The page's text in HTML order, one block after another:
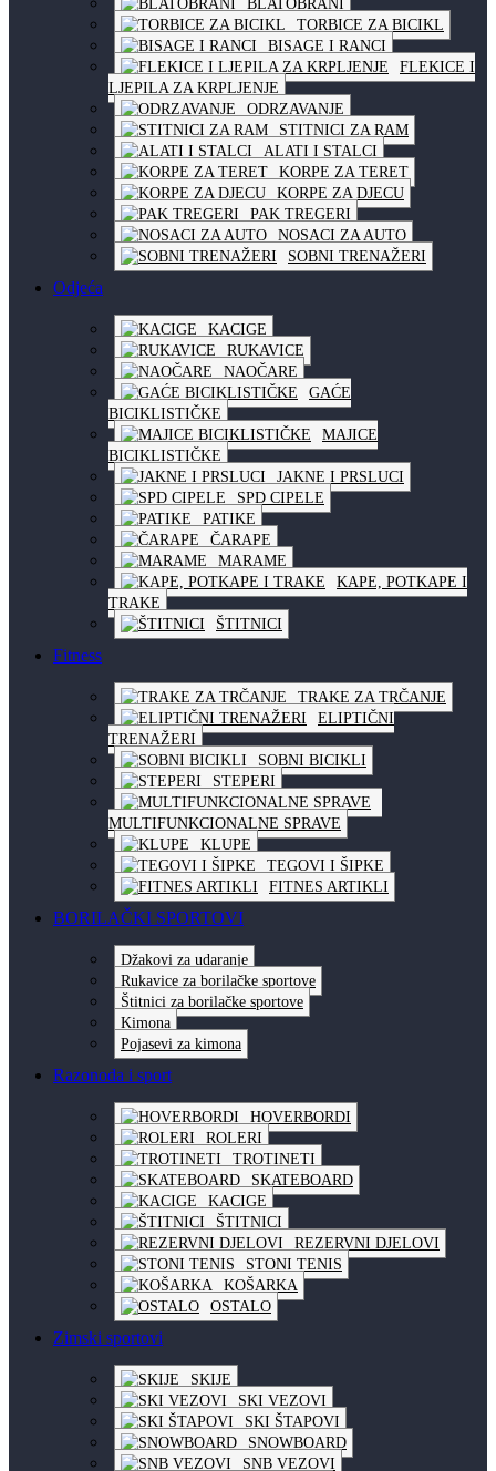
BLATOBRANI
TORBICE ZA BICIKL
BISAGE I RANCI
FLEKICE I
LJEPILA ZA KRPLJENJE
ODRZAVANJE
STITNICI ZA RAM
ALATI I STALCI
KORPE ZA TERET
KORPE ZA DJECU
PAK TREGERI
NOSACI ZA AUTO
SOBNI TRENAŽERI
Odjeća
KACIGE
RUKAVICE
NAOČARE
GAĆE
BICIKLISTIČKE
MAJICE
BICIKLISTIČKE
JAKNE I PRSLUCI
SPD CIPELE
PATIKE
ČARAPE
MARAME
KAPE, POTKAPE I
TRAKE
ŠTITNICI
Fitness
TRAKE ZA TRČANJE
ELIPTIČNI
TRENAŽERI
SOBNI BICIKLI
STEPERI
MULTIFUNKCIONALNE SPRAVE
KLUPE
TEGOVI I ŠIPKE
FITNES ARTIKLI
BORILAČKI SPORTOVI
Džakovi za udaranje
Rukavice za borilačke sportove
Štitnici za borilačke sportove
Kimona
Pojasevi za kimona
Razonoda i sport
HOVERBORDI
ROLERI
TROTINETI
SKATEBOARD
KACIGE
ŠTITNICI
REZERVNI DJELOVI
STONI TENIS
KOŠARKA
OSTALO
Zimski sportovi
SKIJE
SKI VEZOVI
SKI ŠTAPOVI
SNOWBOARD
SNB VEZOVI